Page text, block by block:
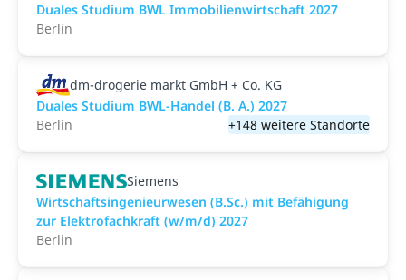
Duales Studium BWL Immobilienwirtschaft 2027
Berlin
dm-drogerie markt GmbH + Co. KG
Duales Studium BWL-Handel (B. A.) 2027
Berlin
+148 weitere Standorte
Siemens
Wirtschaftsingenieurwesen (B.Sc.) mit Befähigung
zur Elektrofachkraft (w/m/d) 2027
Berlin